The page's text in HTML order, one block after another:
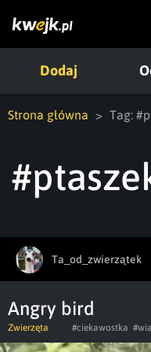
Dodaj
Strona główna Tag:
Ta_od_zwierzątek
Angry bird
Zwierzęta #ciekawostka